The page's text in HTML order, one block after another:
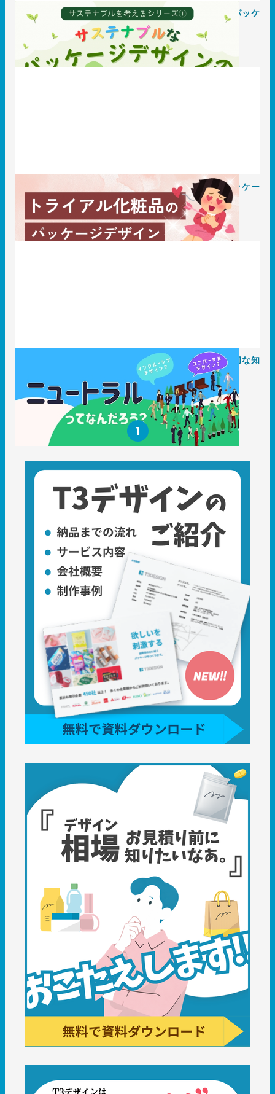
サステナブルとは？サステナブルな商品に求められるパッケ
ージデザインについて
2023.10.20 知識 / ノウハウ
お試しサイズでも心奪われる！ トライアル化粧品のパッケー
ジデザイン徹底分析
2023.10.13 知識 / ノウハウ
ニュートラルとは？パッケージデザインにおいても大切な知
2023.10.06 知識 / ノウハウ
1